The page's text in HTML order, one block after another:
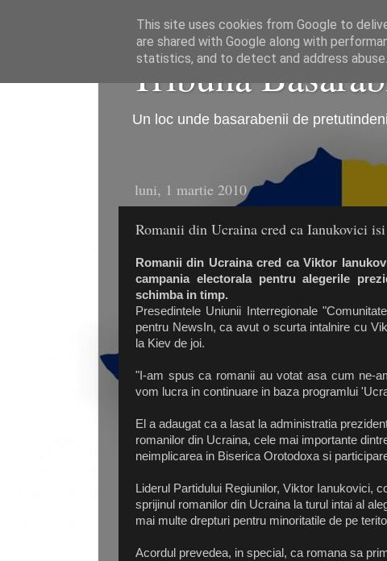
Tribuna
Un loc unde basarabenii de
luni, 1 martie 2010
Romanii din Ucraina cred ca Ianukovici
Romanii din Ucraina cred ca Viktor
campania electorala pentru alegerile
schimba in timp.
Presedintele Uniunii Interregionale
pentru NewsIn, ca avut o scurta intalnire cu
la Kiev de joi.
"I-am spus ca romanii au votat asa cum ne-
vom lucra in continuare in baza programlui
El a adaugat ca a lasat la administratia
romanilor din Ucraina, cele mai importante
neimplicarea in Biserica Orotodoxa si
Liderul Partidului Regiunilor, Viktor Ianukovici,
sprijinul romanilor din Ucraina la turul intai al
mai multe drepturi pentru minoritatile de pe
Acordul prevedea, in special, ca romana sa
This site uses cookies from Google to
are shared with Google along with
statistics, and to detect and address abuse.